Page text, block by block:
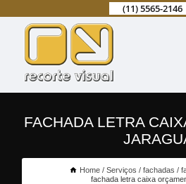
(11) 5565-2146
FACHADA LETRA
Home Serviços fachadas
fachada letra caixa